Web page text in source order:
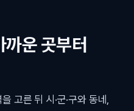
까운 곳부터
고른 뒤 시·군·구와 동네,